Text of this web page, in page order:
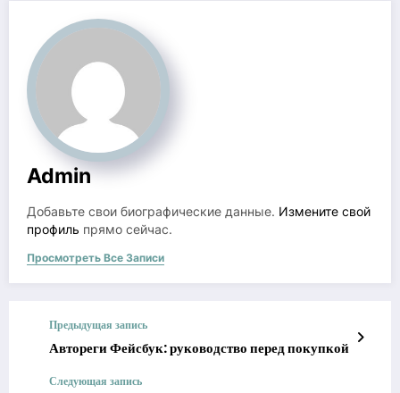
Admin
Добавьте свои биографические данные. Измените свой
профиль прямо сейчас.
Просмотреть Все Записи
Предыдущая запись
Автореги Фейсбук: руководство перед покупкой
Следующая запись